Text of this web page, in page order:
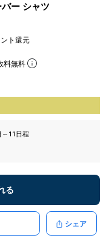
バー シャツ
ト還元
料無料
11日程
る
シェア